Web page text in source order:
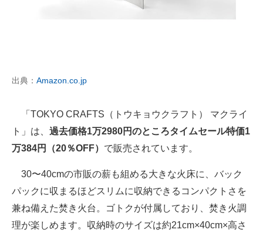
出典： Amazon.co.jp
「TOKYO CRAFTS（トウキョウクラフト） マクライ
ト」は、 過去価格1万2980円のところタイムセール特価1
万384円（20％OFF） で販売されています。
30〜40cmの市販の薪も組める大きな火床に、バック
パックに収まるほどスリムに収納できるコンパクトさを
兼ね備えた焚き火台。ゴトクが付属しており、焚き火調
理が楽しめます。収納時のサイズは約21cm×40cm×高さ